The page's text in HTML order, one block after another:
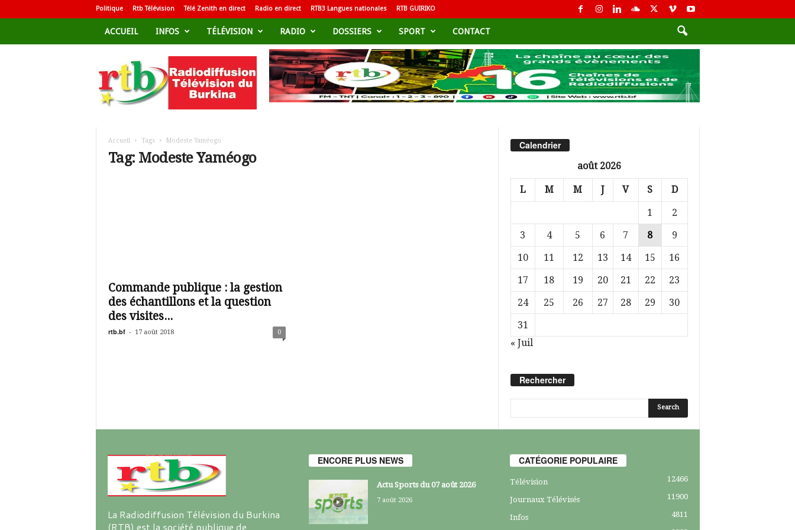
Politique Rtb Télévision Télé Zenith en direct Radio en direct RTB3 Langues nationales RTB GUIRIKO
ACCUEIL INFOS TÉLÉVISION RADIO DOSSIERS SPORT CONTACT
d
i
i
Accueil Tags Modeste Yaméogo
Tag: Modeste Yaméogo
Commande publique : la gestion
des échantillons et la question
des visites...
rtb.bf - 17 août 2018 0
Calendrier
août 2026
L M M J V S D
1
2
3
4 5 6 7 8
9
10
11 12 13 14 15
16
17
18 19 20 21 22
23
24
25 26 27 28 29
30
31
« Juil
Rechercher
La Radiodiffusion Télévision du Burkina
(RTB) est la société publique de
ENCORE PLUS NEWS
Actu Sports du 07 août 2026
7 août 2026
CATÉGORIE POPULAIRE
Télévision 12466
Journaux Télévisés 11900
Infos
4811